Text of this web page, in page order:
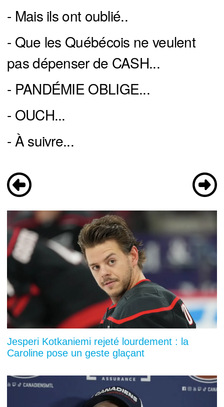
- Mais ils ont oublié..
- Que les Québécois ne veulent
pas dépenser de CASH...
- PANDÉMIE OBLIGE...
- OUCH...
- À suivre...
Jesperi Kotkaniemi rejeté lourdement : la
Caroline pose un geste glaçant